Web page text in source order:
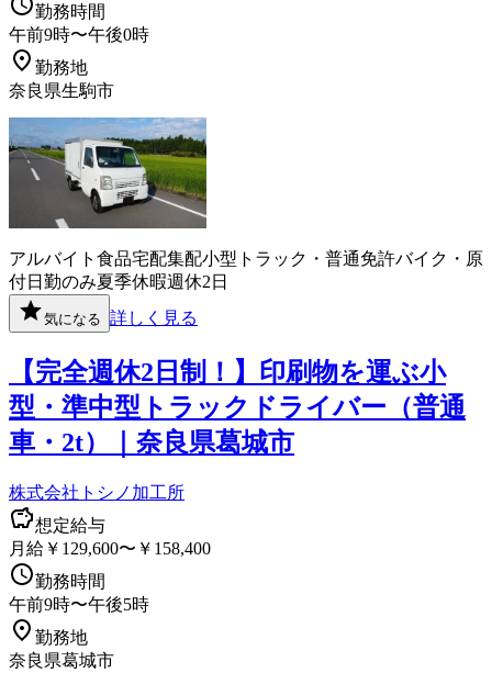
勤務時間
午前9時〜午後0時
勤務地
奈良県生駒市
アルバイト 食品宅配集配小型トラック・普通免許バイク・原
付日勤のみ夏季休暇週休2日
気になる 詳しく見る
【完全週休2日制！】印刷物を運ぶ小
型・準中型トラックドライバー（普通
車・2t）｜奈良県葛城市
株式会社トシノ加工所
想定給与
月給￥129,600〜￥158,400
勤務時間
午前9時〜午後5時
勤務地
奈良県葛城市